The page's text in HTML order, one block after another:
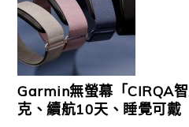
Garmin無螢幕「CIRQA
克、續航10天、睡覺可戴